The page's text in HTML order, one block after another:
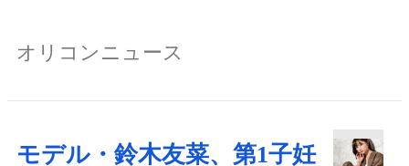
オリコンニュース
モデル・鈴木友菜、第1子妊